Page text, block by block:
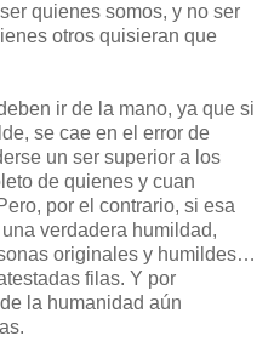
quienes somos, y no ser
otros quisieran que
ir de la mano, ya que si
se cae en el error de
un ser superior a los
de quienes y cuan
por el contrario, si esa
verdadera humildad,
originales y humildes…
filas. Y por
la humanidad aún